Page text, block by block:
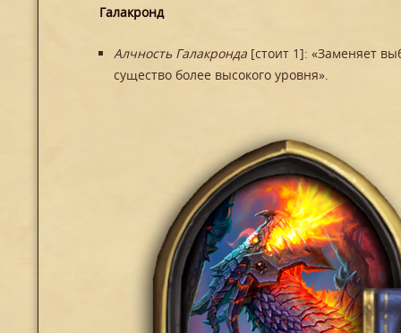
Галакронд
Алчность Галакронда [стоит 1]: «Заменяет
существо более высокого уровня».